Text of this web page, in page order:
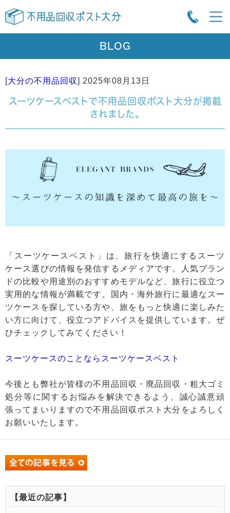
BLOG
[大分の不用品回収] 2025年08月13日
スーツケースベストで不用品回収ポスト大分が掲載
されました。
「スーツケースベスト」は、旅行を快適にするスーツ
ケース選びの情報を発信するメディアです。人気ブラン
ドの比較や用途別のおすすめモデルなど、旅行に役立つ
実用的な情報が満載です。国内・海外旅行に最適なスー
ツケースを探している方や、旅をもっと快適に楽しみた
い方に向けて、役立つアドバイスを提供しています。ぜ
ひチェックしてみてください！
スーツケースのことならスーツケースベスト
今後とも弊社が皆様の不用品回収・廃品回収・粗大ゴミ
処分等に関するお悩みを解決できるよう、誠心誠意頑
張ってまいりますので不用品回収ポスト大分をよろしく
お願いいたします。
【最近の記事】